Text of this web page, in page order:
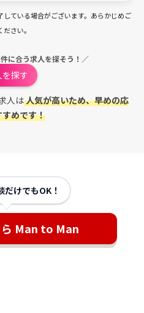
ている場合がございます。あらかじめご
ださい。
に合う求人を探そう！／
探す
人は人気が高いため、早めの応
めです！
だけでもOK！
Man to Man